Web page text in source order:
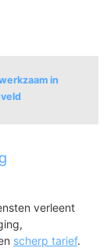
in
verleent
scherp tarief.